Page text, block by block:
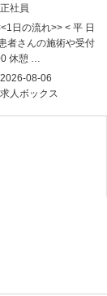
正社員
日の流れ>> < 平 日
者さんの施術や受付
休憩 …
2026-08-06
求人ボックス